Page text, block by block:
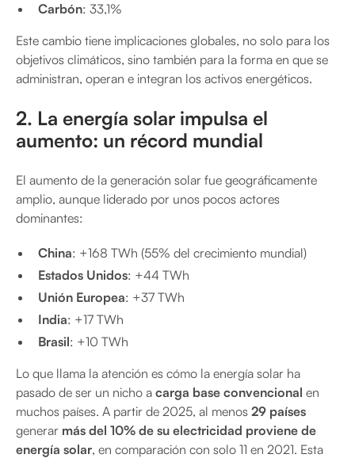
Carbón: 33,1%
Este cambio tiene implicaciones globales, no solo para los
objetivos climáticos, sino también para la forma en que se
administran, operan e integran los activos energéticos.
2. La energía solar impulsa el
aumento: un récord mundial
El aumento de la generación solar fue geográficamente
amplio, aunque liderado por unos pocos actores
dominantes:
China: +168 TWh (55% del crecimiento mundial)
Estados Unidos: +44 TWh
Unión Europea: +37 TWh
India: +17 TWh
Brasil: +10 TWh
Lo que llama la atención es cómo la energía solar ha
pasado de ser un nicho a carga base convencional en
muchos países. A partir de 2025, al menos 29 países
generar más del 10% de su electricidad proviene de
energía solar, en comparación con solo 11 en 2021. Esta